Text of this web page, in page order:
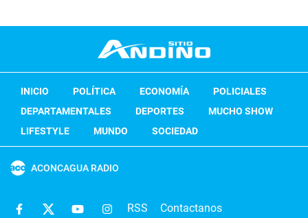
INICIO POLÍTICA ECONOMÍA
POLICIALES
DEPARTAMENTALES
DEPORTES
MUCHO SHOW
LIFESTYLE
MUNDO SOCIEDAD
ACONCAGUA RADIO
RSS Contactanos